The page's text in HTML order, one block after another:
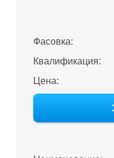
Фасовка:
Квалификация:
Цена: